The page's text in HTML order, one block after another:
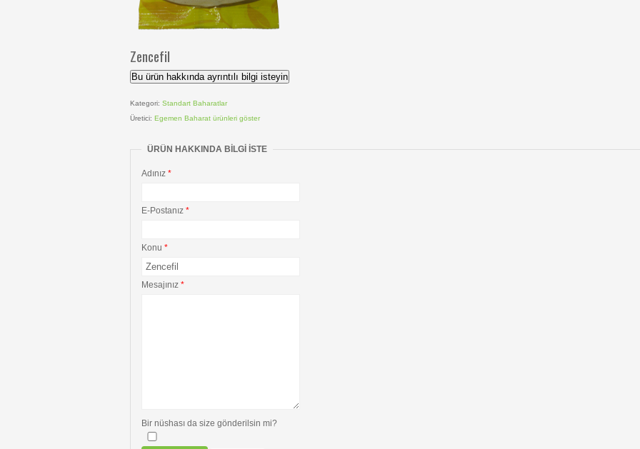
Zencefil
Bu ürün hakkında ayrıntılı bilgi isteyin
Kategori: Standart Baharatlar
Üretici: Egemen Baharat ürünleri göster
ÜRÜN HAKKINDA BILGI ISTE
Adınız *
E-Postanız *
Konu *
Mesajınız *
Bir nüshası da size gönderilsin mi?